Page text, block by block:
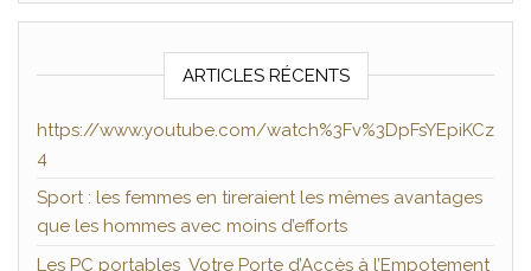
ARTICLES RÉCENTS
https://www.youtube.com/watch%3Fv%3DpFsYEpiKCz
4
Sport : les femmes en tireraient les mêmes avantages
que les hommes avec moins d’efforts
Les PC portables Votre Porte d’Accès à l’Empotement